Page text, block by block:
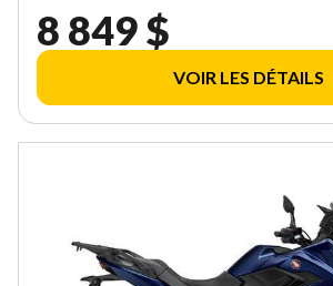
8 849 $
VOIR LES DÉTAILS